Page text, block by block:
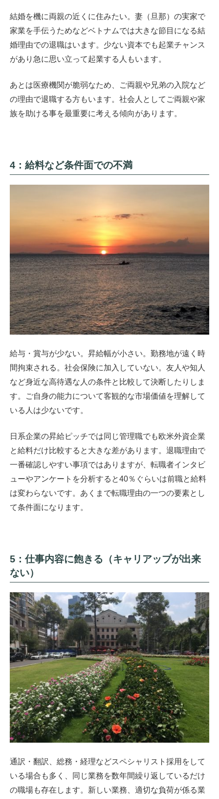
結婚を機に両親の近くに住みたい。妻（旦那）の実家で
家業を手伝うためなどベトナムでは大きな節目になる結
婚理由での退職はいます。少ない資本でも起業チャンス
があり急に思い立って起業する人もいます。
あとは医療機関が脆弱なため、ご両親や兄弟の入院など
の理由で退職する方もいます。社会人としてご両親や家
族を助ける事を最重要に考える傾向があります。
4：給料など条件面での不満
給与・賞与が少ない。昇給幅が小さい。勤務地が遠く時
間拘束される。社会保険に加入していない。友人や知人
など身近な高待遇な人の条件と比較して決断したりしま
す。ご自身の能力について客観的な市場価値を理解して
いる人は少ないです。
日系企業の昇給ピッチでは同じ管理職でも欧米外資企業
と給料だけ比較すると大きな差があります。退職理由で
一番確認しやすい事項ではありますが、転職者インタビ
ューやアンケートを分析すると40％ぐらいは前職と給料
は変わらないです。あくまで転職理由の一つの要素とし
て条件面になります。
5：仕事内容に飽きる（キャリアップが出来
ない）
通訳・翻訳、総務・経理などスペシャリスト採用をして
いる場合も多く、同じ業務を数年間繰り返しているだけ
の職場も存在します。新しい業務、適切な負荷が係る業